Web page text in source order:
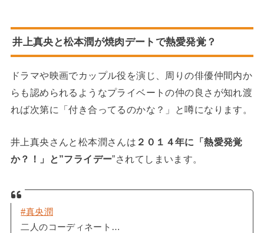
井上真央と松本潤が焼肉デートで熱愛発覚？
ドラマや映画でカップル役を演じ、周りの俳優仲間内か
らも認められるようなプライベートの仲の良さが知れ渡
れば次第に「付き合ってるのかな？」と噂になります。
井上真央さんと松本潤さんは ２０１４年に「熱愛発覚
か？！」と”フライデー”されてしまいます。
#真央潤
二人のコーディネート…